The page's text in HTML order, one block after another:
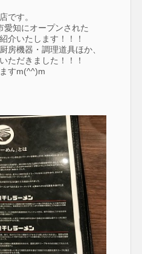
です。
愛知にオープンされた
介いたします！！！
厨房機器・調理道具ほか、
ただきました！！！
すm(^^)m